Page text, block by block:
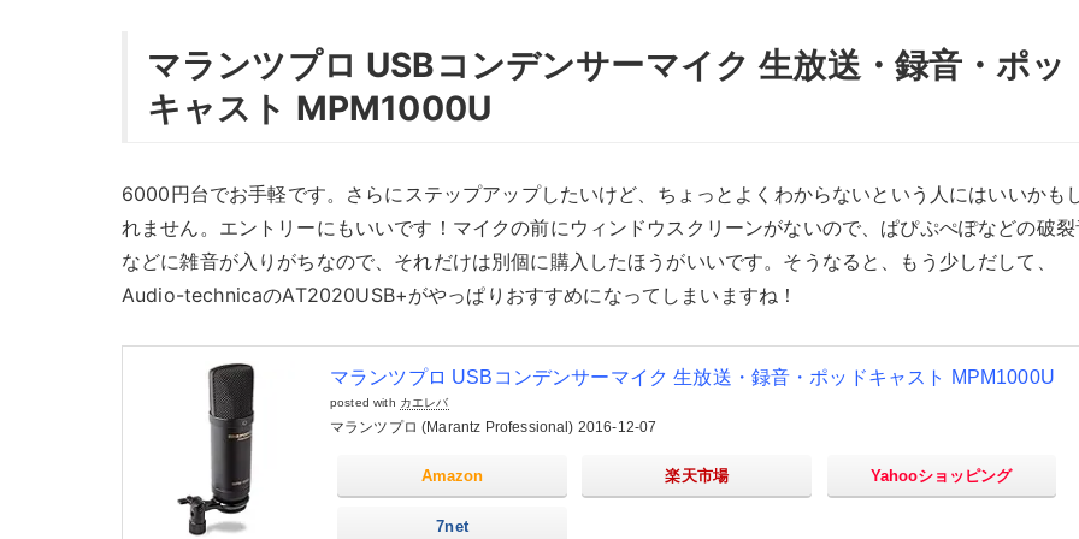
マランツプロ USBコンデンサーマイク 生放送・録音・ポッ
キャスト MPM1000U
6000円台でお手軽です。さらにステップアップしたいけど、ちょっとよくわからないという人にはいいかも
れません。エントリーにもいいです！マイクの前にウィンドウスクリーンがないので、ぱぴぷぺぽなどの破
などに雑音が入りがちなので、それだけは別個に購入したほうがいいです。そうなると、もう少しだして、
Audio-technicaのAT2020USB+がやっぱりおすすめになってしまいますね！
マランツプロ USBコンデンサーマイク 生放送・録音・ポッドキャスト MPM1000U
posted with カエレバ
マランツプロ (Marantz Professional) 2016-12-07
Amazon 楽天市場 Yahooショッピング
7net